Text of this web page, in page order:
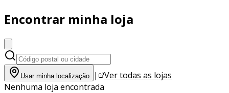
Encontrar minha loja
Usar minha localização |
Ver todas as lojas
Nenhuma loja encontrada